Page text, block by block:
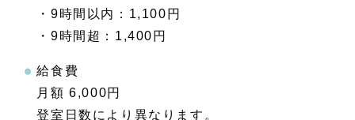
・9時間以内：1,100円
・9時間超：1,400円
給食費
月額 6,000円
登室日数により異なります。